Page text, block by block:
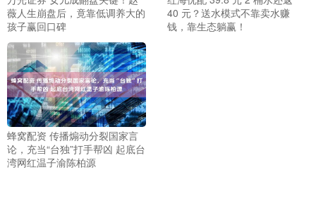
薇人生崩盘后，竟靠低调养大的
孩子赢回口碑
40 元？送水模式不靠卖水赚
钱，靠生态躺赢！
蜂窝配资 传播煽动分裂国家言
论，充当“台独”打手帮凶 起底台
湾网红温子渝陈柏源